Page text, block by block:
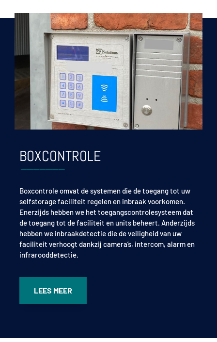
BOXCONTROLE
Boxcontroleomvat de systemen die de toegang tot uw
selfstorage faciliteit regelen en inbraak voorkomen.
Enerzijds hebben we het toegangscontrolesysteem dat
de toegang tot de faciliteit en units beheert. Anderzijds
hebben we inbraakdetectie die de veiligheid van uw
faciliteit verhoogt dankzij camera’s, intercom, alarm en
infrarooddetectie.
LEES MEER